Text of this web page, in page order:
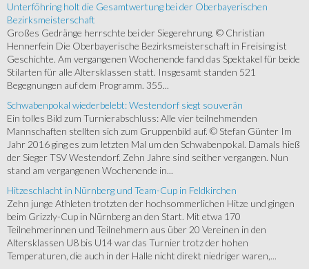
Unterföhring holt die Gesamtwertung bei der Oberbayerischen
Bezirksmeisterschaft
Großes Gedränge herrschte bei der Siegerehrung. © Christian
Hennerfein Die Oberbayerische Bezirksmeisterschaft in Freising ist
Geschichte. Am vergangenen Wochenende fand das Spektakel für beide
Stilarten für alle Altersklassen statt. Insgesamt standen 521
Begegnungen auf dem Programm. 355...
Schwabenpokal wiederbelebt: Westendorf siegt souverän
Ein tolles Bild zum Turnierabschluss: Alle vier teilnehmenden
Mannschaften stellten sich zum Gruppenbild auf. © Stefan Günter Im
Jahr 2016 ging es zum letzten Mal um den Schwabenpokal. Damals hieß
der Sieger TSV Westendorf. Zehn Jahre sind seither vergangen. Nun
stand am vergangenen Wochenende in...
Hitzeschlacht in Nürnberg und Team-Cup in Feldkirchen
Zehn junge Athleten trotzten der hochsommerlichen Hitze und gingen
beim Grizzly-Cup in Nürnberg an den Start. Mit etwa 170
Teilnehmerinnen und Teilnehmern aus über 20 Vereinen in den
Altersklassen U8 bis U14 war das Turnier trotz der hohen
Temperaturen, die auch in der Halle nicht direkt niedriger waren,...